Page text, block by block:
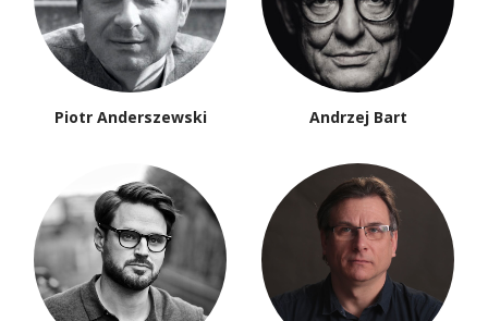
Piotr Anderszewski Andrzej Bart